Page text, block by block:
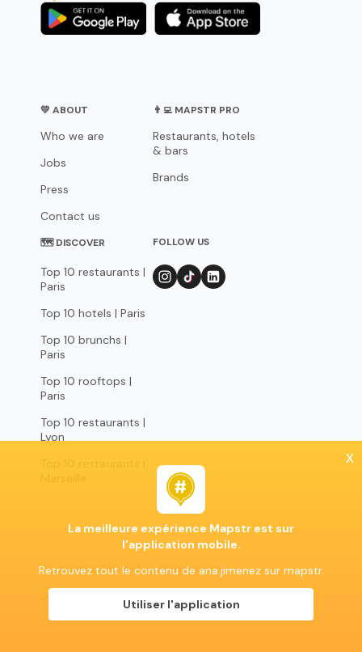
💛 ABOUT
Who we are
Jobs
Press
Contact us
👨‍💻 MAPSTR PRO
Restaurants, hotels
& bars
Brands
🗺 DISCOVER
Top 10 restaurants |
Paris
Top 10 hotels | Paris
Top 10 brunchs |
Paris
Top 10 rooftops |
Paris
Top 10 restaurants |
Lyon
FOLLOW US
Legal noticesTerms of usePrivacy policy
Mapstr 2024 | All rights reserved
x
La meilleure expérience Mapstr est sur
l'application mobile.
Retrouvez tout le contenu de ana.jimenez sur mapstr.
Utiliser l'application